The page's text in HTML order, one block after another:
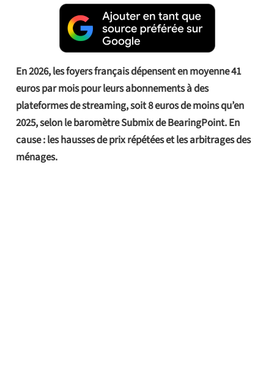
En 2026, les foyers français dépensent en moyenne 41
euros par mois pour leurs abonnements à des
plateformes de streaming, soit 8 euros de moins qu’en
2025, selon le baromètre Submix de BearingPoint. En
cause : les hausses de prix répétées et les arbitrages des
ménages.